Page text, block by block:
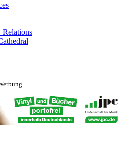
Relations